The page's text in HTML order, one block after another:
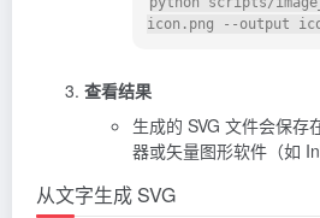
查看结果
生成的 SVG 文件会保存
器或矢量图形软件（如
从文字生成 SVG